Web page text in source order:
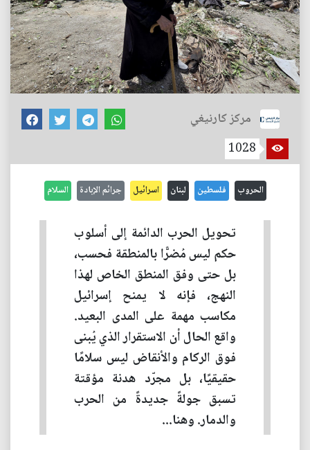
مركز كارنيغي
1028
الحروب فلسطين لبنان اسرائيل جرائم الإبادة السلام
تحويل الحرب الدائمة إلى أسلوب
حكم ليس مُضرًّا بالمنطقة فحسب،
بل حتى وفق المنطق الخاص لهذا
النهج، فإنه لا يمنح إسرائيل
مكاسب مهمة على المدى البعيد.
واقع الحال أن الاستقرار الذي يُبنى
فوق الركام والأنقاض ليس سلامًا
حقيقيًا، بل مجرّد هدنة مؤقتة
تسبق جولةً جديدةً من الحرب
والدمار. وهنا...